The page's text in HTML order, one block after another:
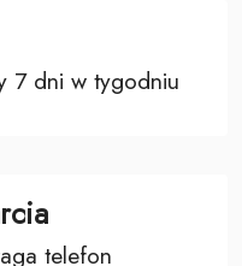
7 dni w tygodniu
telefon